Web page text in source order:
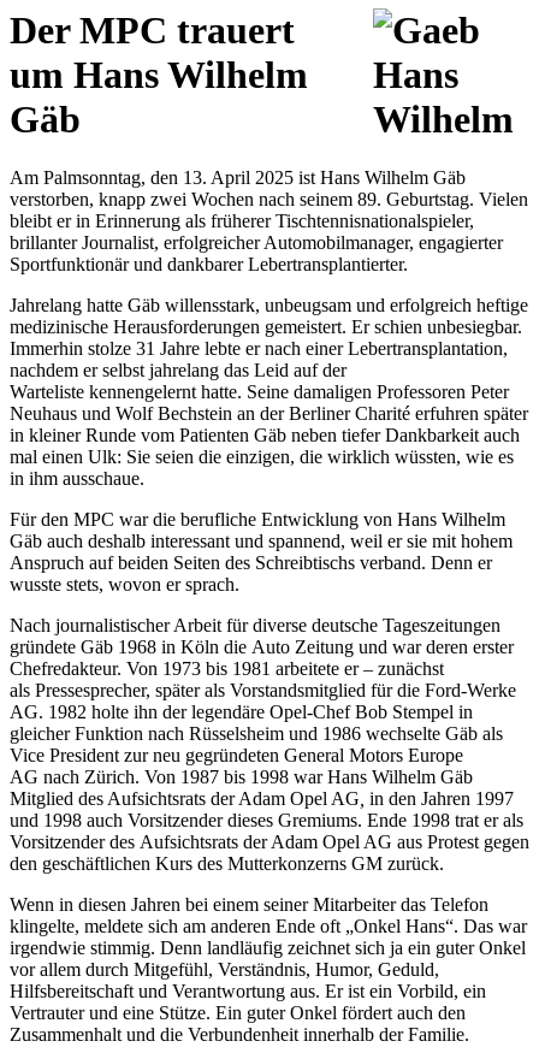
Der MPC trauert
um Hans Wilhelm
Gäb
Am Palmsonntag, den 13. April 2025 ist Hans Wilhelm Gäb
verstorben, knapp zwei Wochen nach seinem 89. Geburtstag. Vielen
bleibt er in Erinnerung als früherer Tischtennisnationalspieler,
brillanter Journalist, erfolgreicher Automobilmanager, engagierter
Sportfunktionär und dankbarer Lebertransplantierter.
Jahrelang hatte Gäb willensstark, unbeugsam und erfolgreich heftige
medizinische Herausforderungen gemeistert. Er schien unbesiegbar.
Immerhin stolze 31 Jahre lebte er nach einer Lebertransplantation,
nachdem er selbst jahrelang das Leid auf der
Warteliste kennengelernt hatte. Seine damaligen Professoren Peter
Neuhaus und Wolf Bechstein an der Berliner Charité erfuhren später
in kleiner Runde vom Patienten Gäb neben tiefer Dankbarkeit auch
mal einen Ulk: Sie seien die einzigen, die wirklich wüssten, wie es
in ihm ausschaue.
Für den MPC war die berufliche Entwicklung von Hans Wilhelm
Gäb auch deshalb interessant und spannend, weil er sie mit hohem
Anspruch auf beiden Seiten des Schreibtischs verband. Denn er
wusste stets, wovon er sprach.
Nach journalistischer Arbeit für diverse deutsche Tageszeitungen
gründete Gäb 1968 in Köln die Auto Zeitung und war deren erster
Chefredakteur. Von 1973 bis 1981 arbeitete er – zunächst
als Pressesprecher, später als Vorstandsmitglied für die Ford-Werke
AG. 1982 holte ihn der legendäre Opel-Chef Bob Stempel in
gleicher Funktion nach Rüsselsheim und 1986 wechselte Gäb als
Vice President zur neu gegründeten General Motors Europe
AG nach Zürich. Von 1987 bis 1998 war Hans Wilhelm Gäb
Mitglied des Aufsichtsrats der Adam Opel AG, in den Jahren 1997
und 1998 auch Vorsitzender dieses Gremiums. Ende 1998 trat er als
Vorsitzender des Aufsichtsrats der Adam Opel AG aus Protest gegen
den geschäftlichen Kurs des Mutterkonzerns GM zurück.
Wenn in diesen Jahren bei einem seiner Mitarbeiter das Telefon
klingelte, meldete sich am anderen Ende oft „Onkel Hans“. Das war
irgendwie stimmig. Denn landläufig zeichnet sich ja ein guter Onkel
vor allem durch Mitgefühl, Verständnis, Humor, Geduld,
Hilfsbereitschaft und Verantwortung aus. Er ist ein Vorbild, ein
Vertrauter und eine Stütze. Ein guter Onkel fördert auch den
Zusammenhalt und die Verbundenheit innerhalb der Familie.